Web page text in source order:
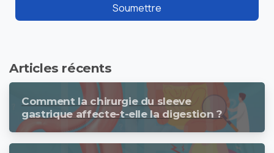
Articles récents
Comment la chirurgie du sleeve
gastrique affecte-t-elle la digestion ?